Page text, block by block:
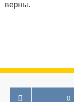
верны.
0